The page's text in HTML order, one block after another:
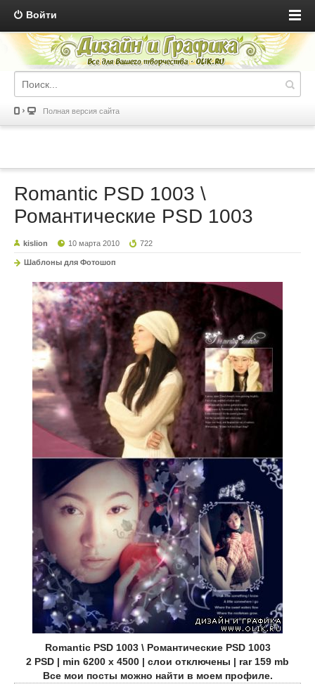
Войти
Полная версия сайта
Romantic PSD 1003 \
Романтические PSD 1003
kislion 10 марта 2010 722
Шаблоны для Фотошоп
Romantic PSD 1003 \ Романтические PSD 1003
2 PSD | min 6200 x 4500 | слои отключены | rar 159 mb
Все мои посты можно найти в моем профиле.